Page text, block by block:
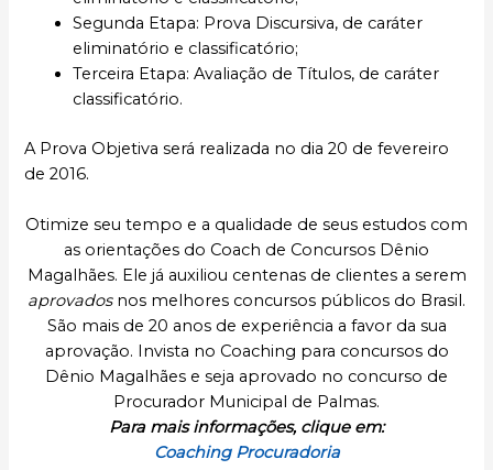
Segunda Etapa: Prova Discursiva, de caráter
eliminatório e classificatório;
Terceira Etapa: Avaliação de Títulos, de caráter
classificatório.
A Prova Objetiva será realizada no dia 20 de fevereiro
de 2016.
Otimize seu tempo e a qualidade de seus estudos com
as orientações do Coach de Concursos Dênio
Magalhães. Ele já auxiliou centenas de clientes a serem
aprovadosnos melhores concursos públicos do Brasil.
São mais de 20 anos de experiência a favor da sua
aprovação. Invista no Coaching para concursos do
Dênio Magalhães e seja aprovado no concurso de
Procurador Municipal de Palmas.
Para mais informações, clique em:
Coaching Procuradoria